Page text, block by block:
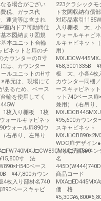
る場合がござい
税、ガラス代
運賃等は含まれ
室内ドア可動間仕
本図納まり図規
本ユニット台輪
ビネットと扉のチ
カウンターのD寸
は、カウンター
ルユニットのH寸
吊元は、現場にて
あるため、ベース
輪を使用してく
445W
1枚入り棚板 1枚
ォールキャビネッ
ウォール扉890ウ
右吊り、左吊り
寸 法
ベース
¥47,800カウン
4枚入り部材名740
890ベースキャビ
223クラシック
ト玄関収納有償
対応品索引
入り棚板 大、小
ウォールキャビ
ルキャビネット
用）
¥68,3001335B
板 大、小各4枚
カウンター同梱
ースキャビネッ
ット740ベース
兼用）（右吊り
¥95,600カウンタ
スキャビネット
WDC扉デザイ
入り別売品●ベン
名
商品コード
価 格